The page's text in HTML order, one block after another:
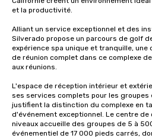
et la productivité.
Alliant un service exceptionnel et des
Silverado propose un parcours de golf
expérience spa unique et tranquille,
de réunion complet dans ce complexe
aux réunions.
L'espace de réception intérieur et
ses services complets pour les
justifient la distinction du complexe en
d'événement exceptionnel. Le centre
niveaux accueille des groupes de 5 à
événementiel de 17 000 pieds carrés,